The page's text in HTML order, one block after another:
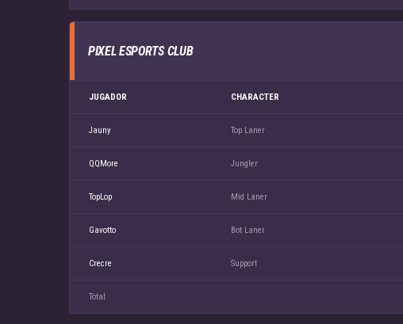
PIXEL ESPORTS CLUB
JUGADOR CHARACTER
Jauny Top Laner
QQMore Jungler
TopLop Mid Laner
Gavotto Bot Laner
Crecre Support
Total